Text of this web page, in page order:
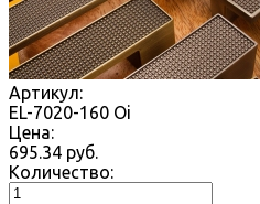
Артикул:
EL-7020-160 Oi
Цена:
695.34 руб.
Количество: